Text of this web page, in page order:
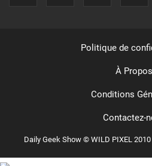
Daily Geek Show © WILD PIXEL
Politique de
À Propos
Conditions
Contactez-